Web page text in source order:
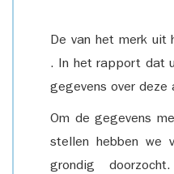
De van het merk uit
. In het rapport dat
gegevens over deze
Om de gegevens
stellen hebben we
grondig